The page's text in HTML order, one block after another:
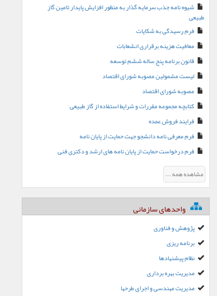
شیوه نامه جذب سرمایه گذار به منظور افزایش پایدار تامین گاز
طبیعی
فرم رسیدگی به شکایات
معافیت هزینه برقراری انشعابات
قانون برنامه پنج ساله ششم توسعه
لیست مشمولین مصوبه شورای اقتصاد
مصوبه شورای اقتصاد
کتابچه مجموعه مقررات و شرایط استفاده از گاز طبیعی
فرایند فروش عمده
فرم معرفی نامه دانشجو جهت حمایت از پایان نامه
فرم درخواست حمایت از پایان نامه های ارشد و دکتری فنی
مشاهده همه ...
واحدهای سازمانی
پژوهش و فناوری
برنامه ریزی
نظام پیشنهادها
مدیریت بهره برداری
مدیریت مهندسی و اجرای طرحها